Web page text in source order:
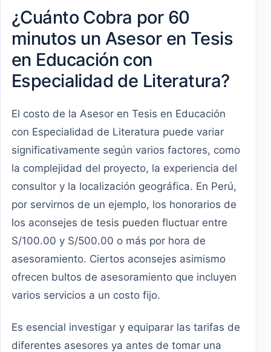
¿Cuánto Cobra por 60
minutos un Asesor en Tesis
en Educación con
Especialidad de Literatura?
El costo de la Asesor en Tesis en Educación
con Especialidad de Literatura puede variar
significativamente según varios factores, como
la complejidad del proyecto, la experiencia del
consultor y la localización geográfica. En Perú,
por servirnos de un ejemplo, los honorarios de
los aconsejes de tesis pueden fluctuar entre
S/100.00 y S/500.00 o más por hora de
asesoramiento. Ciertos aconsejes asimismo
ofrecen bultos de asesoramiento que incluyen
varios servicios a un costo fijo.
Es esencial investigar y equiparar las tarifas de
diferentes asesores ya antes de tomar una